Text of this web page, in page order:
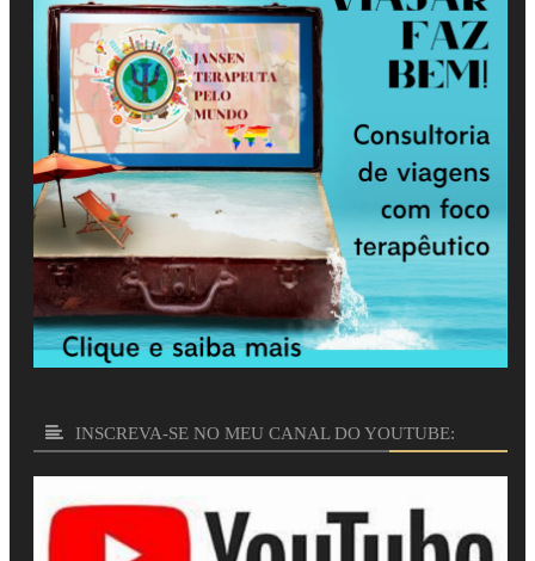
INSCREVA-SE NO MEU CANAL DO YOUTUBE: